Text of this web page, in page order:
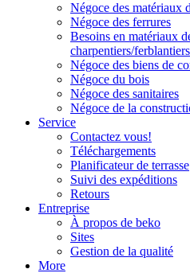
Négoce des matériaux
Négoce des ferrures
Besoins en matériaux
charpentiers/ferblantiers
Négoce des biens de
Négoce du bois
Négoce des sanitaires
Négoce de la
Service
Contactez vous!
Téléchargements
Planificateur de terrasse
Suivi des expéditions
Retours
Entreprise
À propos de beko
Sites
Gestion de la qualité
More